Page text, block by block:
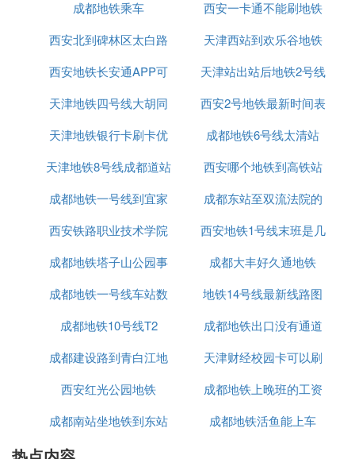
3到土城下车(B口出)，步行65米到达土城
㈧ 土城站到天津机场
1、从土城乘坐地铁1号线,经过8站, 到达西南角站
2、乘坐地铁2号线,经过13站, 到达滨海国际机场站
3、步行约540米,到达天津滨海国际机场
㈨ 天津站去解放南路坐地铁几号线
地铁3号线 → 地铁1号线
上车站天津站发送到手机
天津站 上车
营口道 下车
地铁1号线(刘园--双林)
好了吗
成都地铁乘车
西安一卡通不能刷地铁
西安北到碑林区太白路
西北大学地铁
天津西站到欢乐谷地铁
怎么坐车
西安地铁长安通APP可
以刷公交车吗
天津站出站后地铁2号线
天津地铁四号线大胡同
有站吗
西安2号地铁最新时间表
天津地铁银行卡刷卡优
惠吗
成都地铁6号线太清站
天津地铁8号线成都道站
位置
西安哪个地铁到高铁站
成都地铁一号线到宜家
成都东站至双流法院的
地铁站
西安铁路职业技术学院
西安地铁正式
西安地铁1号线末班是几
点
成都地铁塔子山公园事
件
成都大丰好久通地铁
成都地铁一号线车站数
地铁14号线最新线路图
西安
成都地铁10号线T2
成都地铁出口没有通道
功能
成都建设路到青白江地
铁
天津财经校园卡可以刷
地铁吗
西安红光公园地铁
成都地铁上晚班的工资
高吗
成都南站坐地铁到东站
成都地铁活鱼能上车